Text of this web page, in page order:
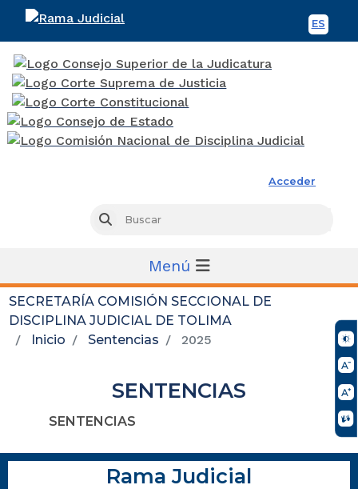
ES
Acceder
Buscar
Menú
SECRETARÍA COMISIÓN SECCIONAL DE
DISCIPLINA JUDICIAL DE TOLIMA
Inicio
Sentencias 2025
SENTENCIAS
SENTENCIAS
Rama Judicial